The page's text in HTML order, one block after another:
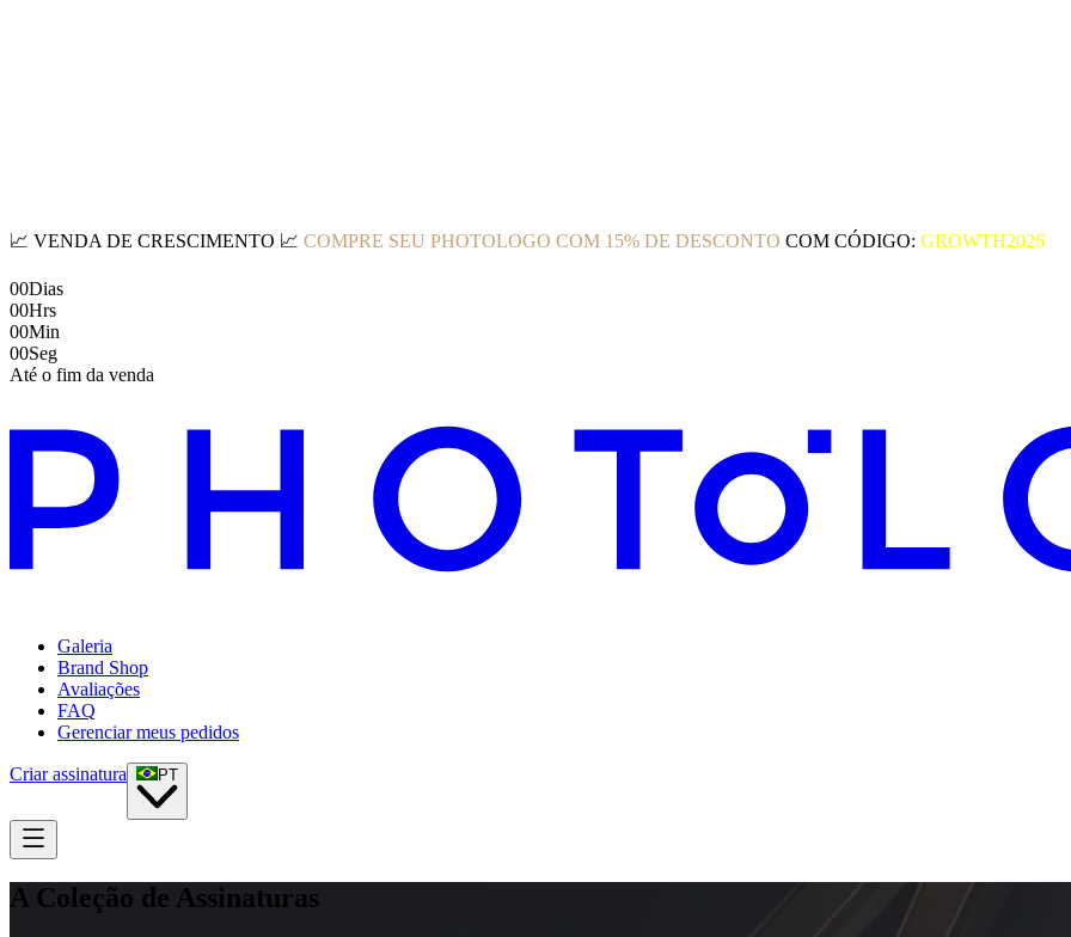
📈 VENDA DE CRESCIMENTO 📈 COMPRE SEU PHOTOLOGO COM 15% DE DESCONTO COM CÓDIGO: GROWTH2026
00Dias
00Hrs
00Min
00Seg
Até o fim da venda
Galeria
Brand Shop
Avaliações
FAQ
Gerenciar meus pedidos
Criar assinatura PT
A Coleção de Assinaturas